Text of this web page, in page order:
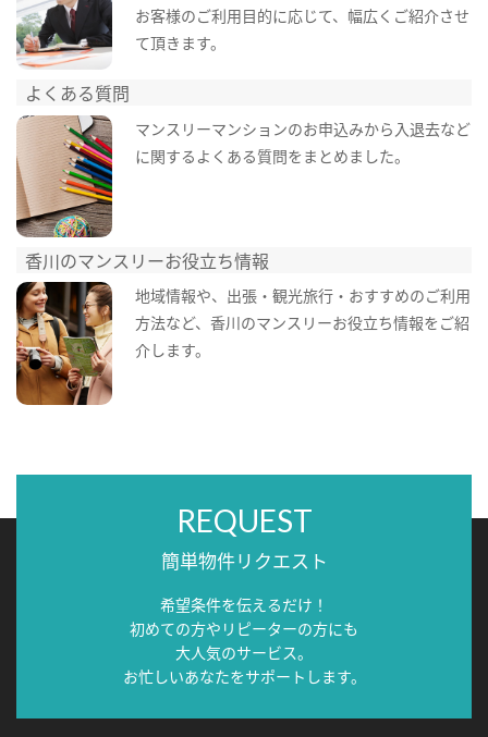
お客様のご利用目的に応じて、幅広くご紹介させ
て頂きます。
よくある質問
マンスリーマンションのお申込みから入退去など
に関するよくある質問をまとめました。
香川のマンスリーお役立ち情報
地域情報や、出張・観光旅行・おすすめのご利用
方法など、香川のマンスリーお役立ち情報をご紹
介します。
REQUEST
簡単物件リクエスト
希望条件を伝えるだけ！
初めての方やリピーターの方にも
大人気のサービス。
お忙しいあなたをサポートします。